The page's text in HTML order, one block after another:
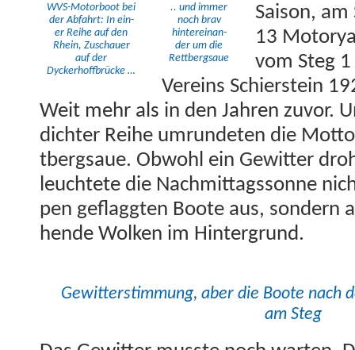
WVS-Motor­boot bei
der Abfahrt: In ein­
er Rei­he auf den
Rhein, Zuschauer
auf der
Dyckerhoffbrücke …
.. und immer
noch brav
hin­tere­inan­
der um die
Rettbergsaue
Sai­son,
13
vom Steg
Vere­ins Schier­stein
Weit mehr als in den Jahren zuvor.
dichter Rei­he umrun­de­ten die
tbergsaue. Obwohl ein Gewit­ter
leuchtete die Nach­mit­tagssonne
pen geflag­gten Boote aus, son­dern
hende Wolken im Hintergrund.
Gewit­ter­stim­mung, aber die Boote nach
am Steg